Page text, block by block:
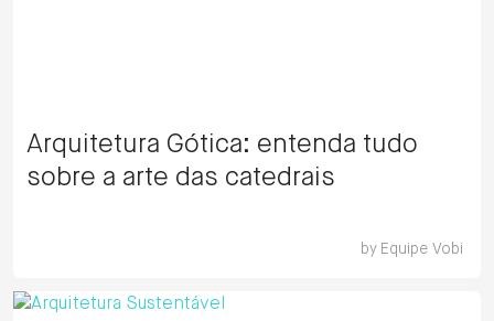
Arquitetura Gótica: entenda tudo
sobre a arte das catedrais
by Equipe Vobi